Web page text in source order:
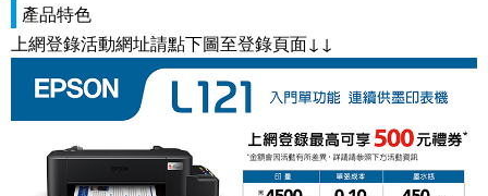
產品特色
上網登錄活動網址請點下圖至登錄頁面↓↓